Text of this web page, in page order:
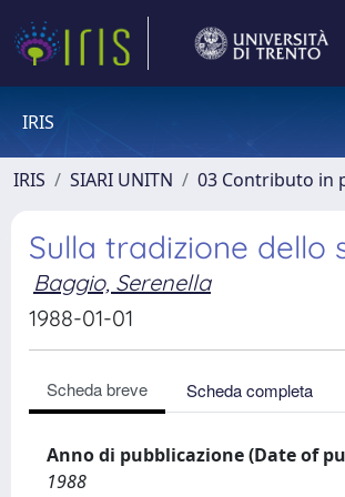
IRIS
IRIS SIARI UNITN 03 Contributo in
Sulla tradizione dello
Baggio, Serenella
1988-01-01
Scheda breve Scheda completa
Anno di pubblicazione (Date of
1988